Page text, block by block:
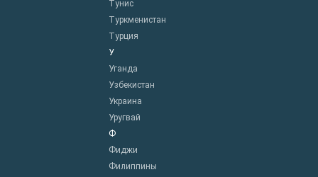
Тунис
Туркменистан
Турция
У
Уганда
Узбекистан
Украина
Уругвай
Ф
Фиджи
Филиппины